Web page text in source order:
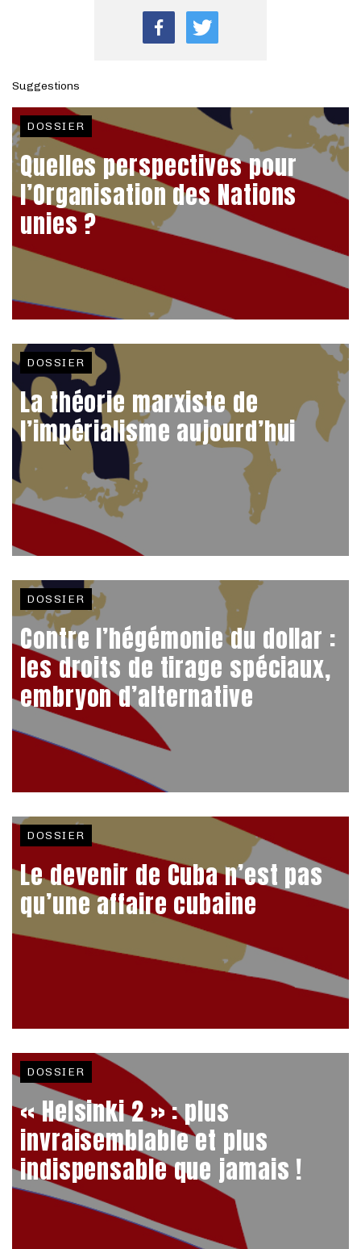
Suggestions
DOSSIER
Quelles perspectives pour
l’Organisation des Nations
unies ?
DOSSIER
La théorie marxiste de
l’impérialisme aujourd’hui
DOSSIER
Contre l’hégémonie du dollar :
les droits de tirage spéciaux,
embryon d’alternative
DOSSIER
Le devenir de Cuba n’est pas
qu’une affaire cubaine
DOSSIER
« Helsinki 2 » : plus
invraisemblable et plus
indispensable que jamais !